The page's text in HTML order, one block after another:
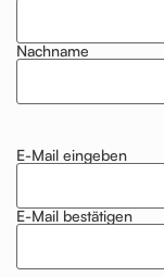
Nachname
E-
E-Mail eingeben
E-Mail bestätigen